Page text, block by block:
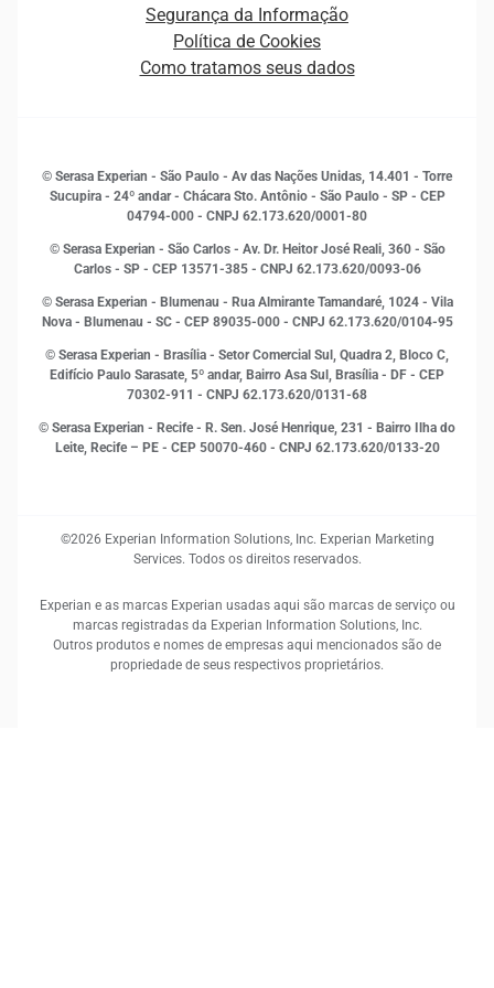
Empreendedorismo
Estudos e Pesquisas
Inovação e Tecnologia
Leis e impostos
Marketing
Open Finance
Proteção de Dados
Sustentabilidade Corporativa
Sala de Imprensa
Segurança da Informação
Política de Cookies
Como tratamos seus dados
© Serasa Experian - São Paulo - Av das Nações Unidas, 14.401 - Torre
Sucupira - 24º andar - Chácara Sto. Antônio - São Paulo - SP - CEP
04794-000 - CNPJ 62.173.620/0001-80
© Serasa Experian - São Carlos - Av. Dr. Heitor José Reali, 360 - São
Carlos - SP - CEP 13571-385 - CNPJ 62.173.620/0093-06
© Serasa Experian - Blumenau - Rua Almirante Tamandaré, 1024 - Vila
Nova - Blumenau - SC - CEP 89035-000 - CNPJ 62.173.620/0104-95
© Serasa Experian - Brasília - Setor Comercial Sul, Quadra 2, Bloco C,
Edifício Paulo Sarasate, 5º andar, Bairro Asa Sul, Brasília - DF - CEP
70302-911 - CNPJ 62.173.620/0131-68
© Serasa Experian - Recife - R. Sen. José Henrique, 231 - Bairro Ilha do
Leite, Recife – PE - CEP 50070-460 - CNPJ 62.173.620/0133-20
©2026 Experian Information Solutions, Inc. Experian Marketing
Services. Todos os direitos reservados.
Experian e as marcas Experian usadas aqui são marcas de serviço ou
marcas registradas da Experian Information Solutions, Inc.
Outros produtos e nomes de empresas aqui mencionados são de
propriedade de seus respectivos proprietários.